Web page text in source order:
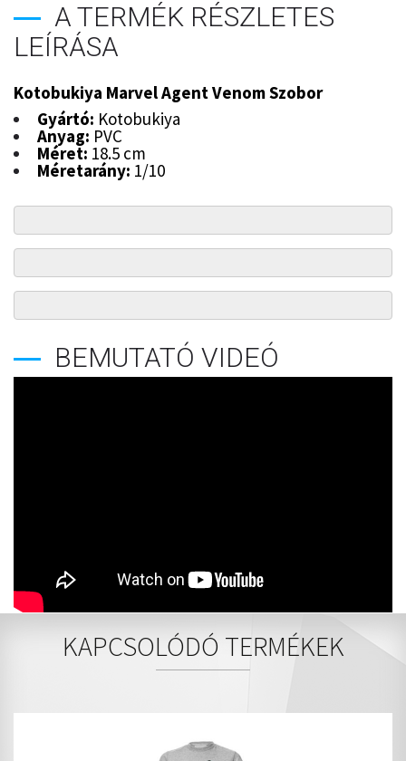
A TERMÉK RÉSZLETES
LEÍRÁSA
Kotobukiya Marvel Agent Venom Szobor
Gyártó: Kotobukiya
Anyag: PVC
Méret: 18.5 cm
Méretarány: 1/10
BEMUTATÓ VIDEÓ
KAPCSOLÓDÓ TERMÉKEK